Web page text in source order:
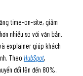
time-on-site, giảm
nhiều so với văn bản.
explainer giúp khách
Theo HubSpot,
đổi lên đến 80%.